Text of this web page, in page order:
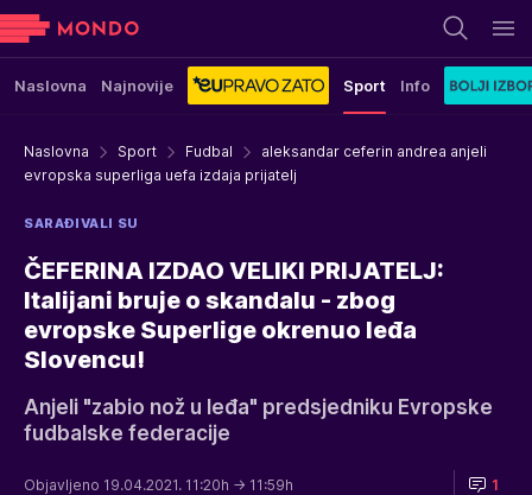
Naslovna Najnovije Sport Info
Naslovna Sport Fudbal
aleksandar ceferin andrea anjeli
evropska superliga uefa izdaja prijatelj
SARAĐIVALI SU
ČEFERINA IZDAO VELIKI PRIJATELJ:
Italijani bruje o skandalu - zbog
evropske Superlige okrenuo leđa
Slovencu!
Anjeli "zabio nož u leđa" predsjedniku Evropske
fudbalske federacije
Objavljeno 19.04.2021. 11:20h → 11:59h 1